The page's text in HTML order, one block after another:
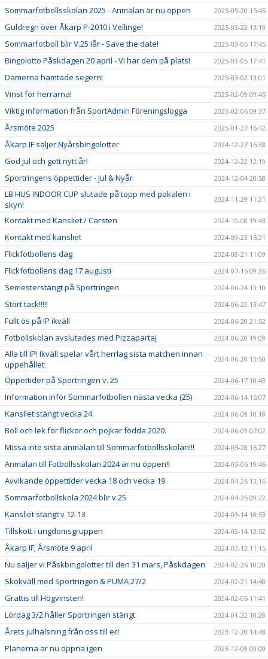
Sommarfotbollsskolan 2025 - Anmälan är nu öppen 2025-05-20 15:45
Guldregn över Åkarp P-2010 i Vellinge! 2025-03-23 13:19
Sommarfotboll blir V.25 iår - Save the date! 2025-03-05 17:45
Bingolotto Påskdagen 20 april - Vi har dem på plats! 2025-03-05 17:41
Damerna hämtade segern! 2025-03-02 13:01
Vinst för herrarna! 2025-02-09 09:45
Viktig information från SportAdmin Föreningslogga 2025-02-06 09:37
Årsmöte 2025 2025-01-27 16:42
Åkarp IF säljer Nyårsbingolotter 2024-12-27 16:38
God jul och gott nytt år! 2024-12-22 12:19
Sportringens öppettider - Jul & Nyår 2024-12-04 20:58
LB HUS INDOOR CUP slutade på topp med pokalen i
skyn!
2024-11-29 11:21
Kontakt med Kansliet / Carsten 2024-10-08 19:43
Kontakt med kansliet 2024-09-23 15:21
Flickfotbollens dag 2024-08-21 11:09
Flickfotbollens dag 17 augusti 2024-07-16 09:36
Semesterstängt på Sportringen 2024-06-24 13:10
Stort tack!!!!! 2024-06-22 13:47
Fullt ös på IP ikväll 2024-06-20 21:52
Fotbollskolan avslutades med Pizzapartaj 2024-06-20 19:09
Alla till IP! Ikväll spelar vårt herrlag sista matchen innan
uppehållet.
2024-06-20 13:50
Öppettider på Sportringen v. 25 2024-06-17 10:43
Information inför Sommarfotbollen nästa vecka (25) 2024-06-14 15:07
Kansliet stängt vecka 24 2024-06-09 10:18
Boll och lek för flickor och pojkar födda 2020. 2024-06-03 07:02
Missa inte sista anmälan till Sommarfotbollsskolan!!! 2024-05-28 16:27
Anmälan till Fotbollsskolan 2024 är nu öppen!! 2024-05-06 19:46
Avvikande öppettider vecka 18 och vecka 19 2024-04-26 13:16
Sommarfotbollskola 2024 blir v.25 2024-04-25 09:22
Kansliet stängt v 12-13 2024-03-14 18:53
Tillskott i ungdomsgruppen 2024-03-14 12:52
Åkarp IF; Årsmöte 9 april 2024-03-13 11:15
Nu säljer vi Påskbingolotter till den 31 mars, Påskdagen 2024-02-26 10:20
Skokväll med Sportringen & PUMA 27/2 2024-02-21 14:48
Grattis till Högvinsten! 2024-02-05 11:41
Lördag 3/2 håller Sportringen stängt 2024-01-22 10:28
Årets julhälsning från oss till er! 2023-12-20 14:48
Planerna är nu öppna igen 2023-12-09 09:00